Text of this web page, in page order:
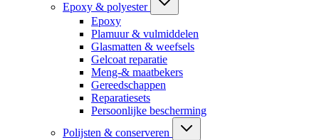
Epoxy & polyester
Epoxy
Plamuur & vulmiddelen
Glasmatten & weefsels
Gelcoat reparatie
Meng-& maatbekers
Gereedschappen
Reparatiesets
Persoonlijke bescherming
Polijsten & conserveren